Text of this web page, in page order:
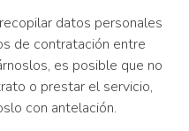
datos personales
de contratación entre
es posible que no
o prestar el servicio,
con antelación.